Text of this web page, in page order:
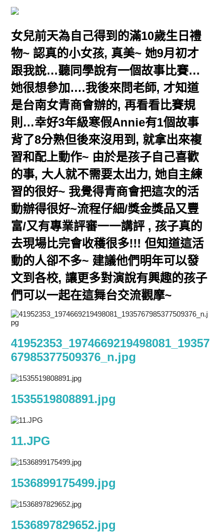
女兒前天為自己得到的滿10歲生日禮
物~ 認真的小女孩, 真美~ 她9月初才
跟我說…聽同學說有一個故事比賽…
她很想參加….我後來問老師, 才知道
是台南女青商會辦的, 再看看比賽規
則…幸好3年級寒假Annie有1個故事
背了8分熟但後來沒用到, 就拿出來複
習和配上動作~ 由於是孩子自己喜歡
的事, 大人就不需要太出力, 她自主練
習的很好~ 我覺得青商會把這次的活
動辦得很好~流程仔細/獎金獎品又豐
富/又有專業評審一一講評 , 孩子真的
去現場比完會收穫很多!!! 但知道這活
動的人卻不多~ 建議他們明年可以發
文到各校, 讓更多對演說有興趣的孩子
們可以一起在這舞台交流觀摩~
41952353_1974669219498081_19357
67985377509376_n.jpg
1535519808891.jpg
11.JPG
1536899175499.jpg
1536897829652.jpg